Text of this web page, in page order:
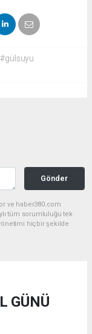
#gülsuyu
Gönder
ve haber380.com
tüm sorumluluğu tek
hiçbir şekilde
GÜNÜ